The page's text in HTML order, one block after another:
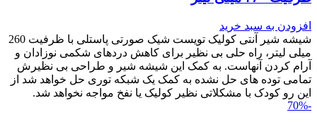
افزودن به سبد خرید
شیشه شیر آنتی کولیک تویست شیک صورتی پاستلی با ظرفیت 260
میلی لیتر، راه حلی بی نظیر برای کاهش دردهای شکمی نوزادان و
آرام کردن آنهاست. به کمک این شیشه شیر و طراحی بی نظیرش
تمامی توده های حل نشده به کمک یک شبکه توری حل خواهد شد از
این رو کودک با مشکلاتی نظیر کولیک یا نفخ مواجه نخواهد شد.
-70%